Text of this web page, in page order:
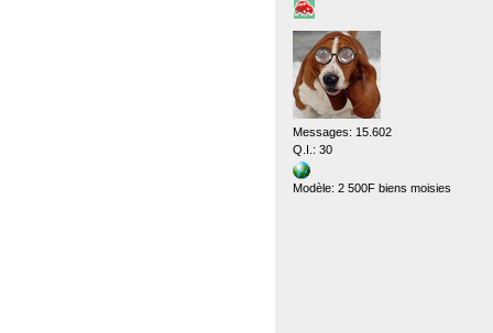
Messages: 15.602
Q.I.: 30
Modèle: 2 500F biens moisies